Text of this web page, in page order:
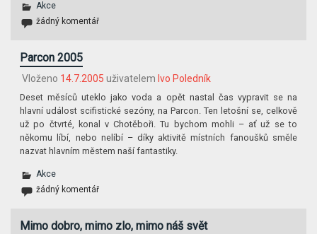
Akce
žádný komentář
Parcon 2005
Vloženo 14.7.2005 uživatelem Ivo Poledník
Deset měsíců uteklo jako voda a opět nastal čas vypravit se na
hlavní událost scifistické sezóny, na Parcon. Ten letošní se, celkově
už po čtvrté, konal v Chotěboři. Tu bychom mohli – ať už se to
někomu líbí, nebo nelíbí – díky aktivitě místních fanoušků směle
nazvat hlavním městem naší fantastiky.
Akce
žádný komentář
Mimo dobro, mimo zlo, mimo náš svět